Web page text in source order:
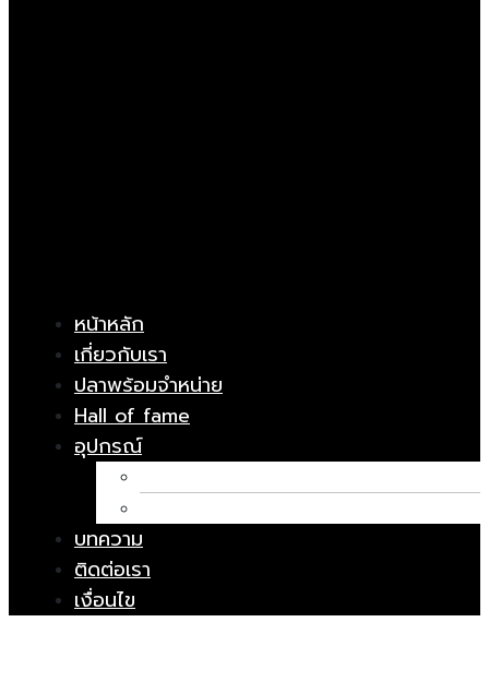
หน้าหลัก
เกี่ยวกับเรา
ปลาพร้อมจำหน่าย
Hall of fame
อุปกรณ์
บทความ
ติดต่อเรา
เงื่อนไข